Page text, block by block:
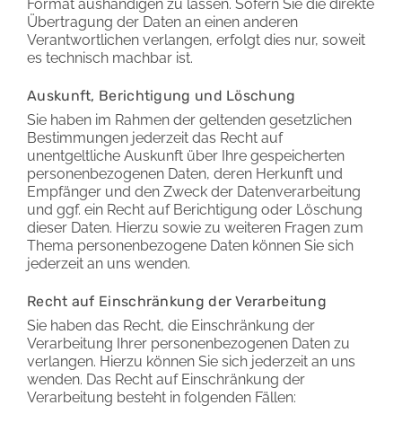
Format aushändigen zu lassen. Sofern Sie die direkte
Übertragung der Daten an einen anderen
Verantwortlichen verlangen, erfolgt dies nur, soweit
es technisch machbar ist.
Auskunft, Berichtigung und Löschung
Sie haben im Rahmen der geltenden gesetzlichen
Bestimmungen jederzeit das Recht auf
unentgeltliche Auskunft über Ihre gespeicherten
personenbezogenen Daten, deren Herkunft und
Empfänger und den Zweck der Datenverarbeitung
und ggf. ein Recht auf Berichtigung oder Löschung
dieser Daten. Hierzu sowie zu weiteren Fragen zum
Thema personenbezogene Daten können Sie sich
jederzeit an uns wenden.
Recht auf Einschränkung der Verarbeitung
Sie haben das Recht, die Einschränkung der
Verarbeitung Ihrer personenbezogenen Daten zu
verlangen. Hierzu können Sie sich jederzeit an uns
wenden. Das Recht auf Einschränkung der
Verarbeitung besteht in folgenden Fällen: